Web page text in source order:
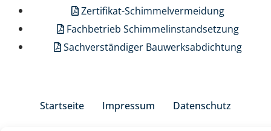
Zertifikat-Schimmelvermeidung
Fachbetrieb Schimmelinstandsetzung
Sachverständiger Bauwerksabdichtung
Startseite Impressum Datenschutz